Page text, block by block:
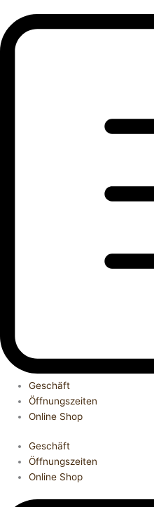
Geschäft
Öffnungszeiten
Online Shop
Geschäft
Öffnungszeiten
Online Shop